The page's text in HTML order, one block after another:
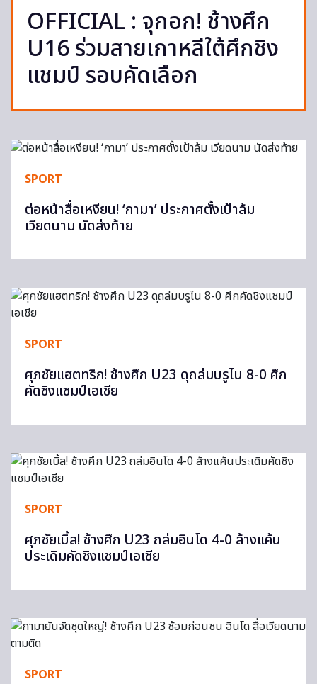
OFFICIAL : จุกอก! ช้างศึก
U16 ร่วมสายเกาหลีใต้ศึกชิง
แชมป์ รอบคัดเลือก
SPORT
ต่อหน้าสื่อเหงียน! ‘กามา’ ประกาศตั้งเป้าล้ม
เวียดนาม นัดส่งท้าย
SPORT
ศุภชัยแฮตทริก! ช้างศึก U23 ดุถล่มบรูไน 8-0 ศึก
คัดชิงแชมป์เอเชีย
SPORT
ศุภชัยเบิ้ล! ช้างศึก U23 ถล่มอินโด 4-0 ล้างแค้น
ประเดิมคัดชิงแชมป์เอเชีย
SPORT